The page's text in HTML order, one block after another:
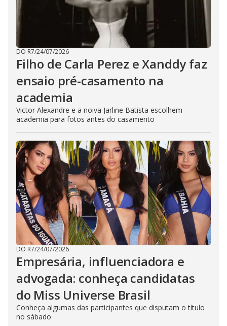
DO R7/24/07/2026
Filho de Carla Perez e Xanddy faz
ensaio pré-casamento na
academia
Victor Alexandre e a noiva Jarline Batista escolhem
academia para fotos antes do casamento
DO R7/24/07/2026
Empresária, influenciadora e
advogada: conheça candidatas
do Miss Universe Brasil
Conheça algumas das participantes que disputam o título
no sábado